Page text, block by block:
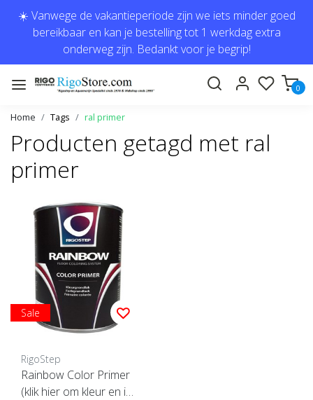
☀️ Vanwege de vakantieperiode zijn we iets minder goed
bereikbaar en kan je bestelling tot 1 werkdag extra
onderweg zijn. Bedankt voor je begrip!
0
Home Tags ral primer
Producten getagd met ral
primer
Sale
RigoStep
Rainbow Color Primer
(klik hier om kleur en in